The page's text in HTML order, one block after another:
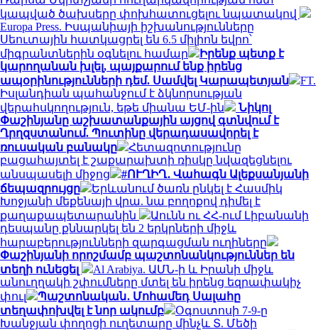
կապված ծախսերը փոխհատուցելու նպատակով
Europa Press. Իսպանիայի իշխանությունները
Սեուտային հատկացրել են 6.5 միլիոն եվրո՝
միգրանտներին օգնելու համար
Իրենք պետք է
կարողանան խլել, պայքարում ենք իրենց
ապօրինությունների դեմ. Սամվել Կարապետյան
FT.
Իսլանդիան պահանջում է ձկնորսության
վերահսկողություն, եթե միանա ԵՄ-ին
Նիկոլ
Փաշինյանը աշխատանքային այցով գտնվում է
Ղրղզստանում. Պուտինը վերադասավորել է
ռուսական բանակը
Հետազոտությունը
բացահայտել է շաքարախտի ռիսկը նվազեցնելու
անսպասելի միջոց
#ՈՒՂԻՂ․ Վահագն Ալեքսանյանի
ճեպազրույցը
Երևանում ծառն ընկել է Հասմիկ
Խոջյանի մեքենայի վրա. նա բողոքով դիմել է
քաղաքապետարանին
Աունն ու ՀՀ-ում Լիբանանի
դեսպանը քննարկել են 2 երկրների միջև
հարաբերությունների զարգացման ուղիները
Փաշինյանի որոշմամբ պաշտոնանկություններ են
տեղի ունեցել
Al Arabiya. ԱՄՆ-ի և Իրանի միջև
անուղղակի շփումները մտել են իրենց եզրափակիչ
փուլ
Պաշտոնական․ Մոհամեդ Սալահը
տեղափոխվել է նոր ակումբ
Օգոստոսի 7-9-ը
Խանջյան փողոցի ուղետարը մինչև Տ. Մեծի